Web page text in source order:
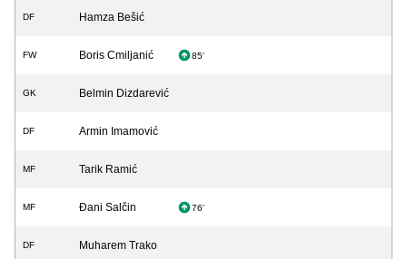
DF Hamza Bešić
FW Boris Cmiljanić 85'
GK Belmin Dizdarević
DF Armin Imamović
MF Tarik Ramić
MF Đani Salčin 76'
DF Muharem Trako